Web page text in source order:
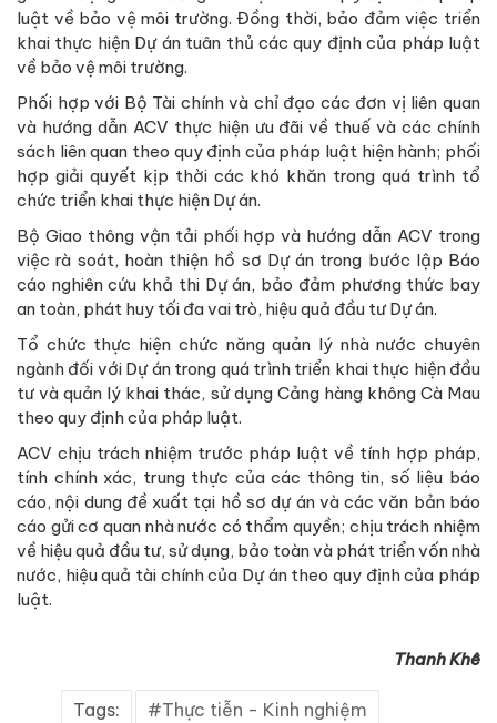
luật về bảo vệ môi trường. Đồng thời, bảo đảm việc triển
khai thực hiện Dự án tuân thủ các quy định của pháp luật
về bảo vệ môi trường.
Phối hợp với Bộ Tài chính và chỉ đạo các đơn vị liên quan
và hướng dẫn ACV thực hiện ưu đãi về thuế và các chính
sách liên quan theo quy định của pháp luật hiện hành; phối
hợp giải quyết kịp thời các khó khăn trong quá trình tổ
chức triển khai thực hiện Dự án.
Bộ Giao thông vận tải phối hợp và hướng dẫn ACV trong
việc rà soát, hoàn thiện hồ sơ Dự án trong bước lập Báo
cáo nghiên cứu khả thi Dự án, bảo đảm phương thức bay
an toàn, phát huy tối đa vai trò, hiệu quả đầu tư Dự án.
Tổ chức thực hiện chức năng quản lý nhà nước chuyên
ngành đối với Dự án trong quá trình triển khai thực hiện đầu
tư và quản lý khai thác, sử dụng Cảng hàng không Cà Mau
theo quy định của pháp luật.
ACV chịu trách nhiệm trước pháp luật về tính hợp pháp,
tính chính xác, trung thực của các thông tin, số liệu báo
cáo, nội dung đề xuất tại hồ sơ dự án và các văn bản báo
cáo gửi cơ quan nhà nước có thẩm quyền; chịu trách nhiệm
về hiệu quả đầu tư, sử dụng, bảo toàn và phát triển vốn nhà
nước, hiệu quả tài chính của Dự án theo quy định của pháp
luật.
Thanh Khê
Tags: Thực tiễn - Kinh nghiệm